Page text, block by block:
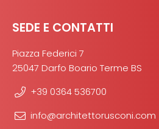
SEDE E CONTATTI
Piazza Federici 7
25047 Darfo Boario Terme BS
+39 0364 536700
info@architettorusconi.com